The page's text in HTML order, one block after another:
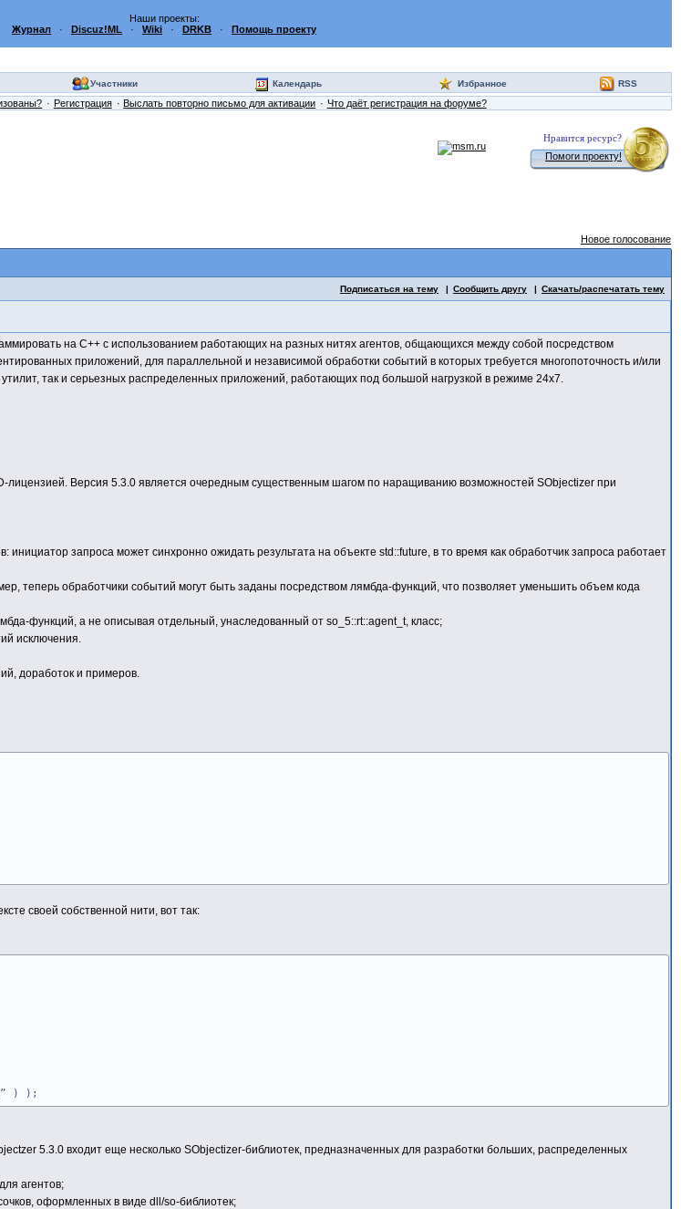
Наши проекты:
Журнал · Discuz!ML · Wiki · DRKB · Помощь проекту
Участники Календарь Избранное RSS
Регистрация Выслать повторно письмо для активации Что даёт регистрация на форуме?
Нравится ресурс?
Помоги проекту!
Новое голосование
Подписаться на тему Сообщить другу Скачать/распечатать тему
на C++ с использованием работающих на разных нитях агентов, общающихся между собой посредством
приложений, для параллельной и независимой обработки событий в которых требуется многопоточность и/или
так и серьезных распределенных приложений, работающих под большой нагрузкой в режиме 24x7.
лицензией. Версия 5.3.0 является очередным существенным шагом по наращиванию возможностей SObjectizer при
инициатор запроса может синхронно ожидать результата на объекте std::future, в то время как обработчик запроса работает
теперь обработчики событий могут быть заданы посредством лямбда-функций, что позволяет уменьшить объем кода
функций, а не описывая отдельный, унаследованный от so_5::rt::agent_t, класс;
исключения.
доработок и примеров.
своей собственной нити, вот так:
) );
5.3.0 входит еще несколько SObjectizer-библиотек, предназначенных для разработки больших, распределенных
агентов;
оформленных в виде dll/so-библиотек;